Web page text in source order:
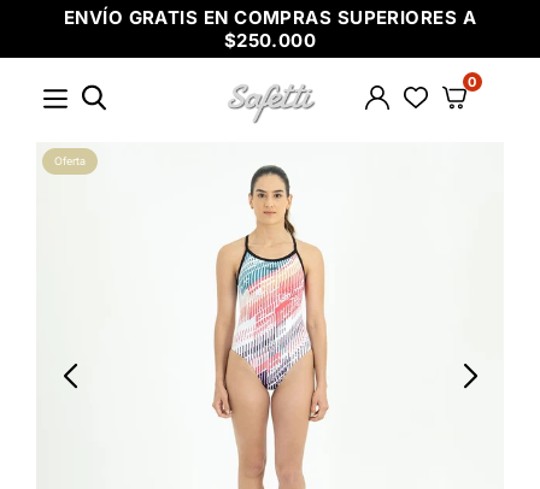
al
ENVÍO GRATIS EN COMPRAS SUPERIORES A
$250.000
0
Oferta